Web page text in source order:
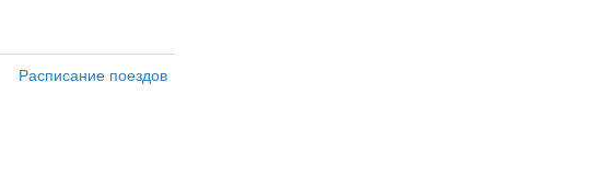
Расписание поездов